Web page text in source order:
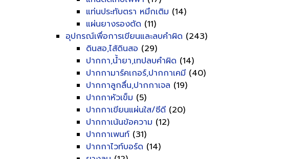
แท่นประทับตรา หมึกเติม (14)
แผ่นยางรองตัด (11)
อุปกรณ์เพื่อการเขียนและลบคำผิด (243)
ดินสอ,ไส้ดินสอ (29)
ปากกา,น้ำยา,เทปลบคำผิด (14)
ปากกามาร์คเกอร์,ปากกาเคมี (40)
ปากกาลูกลื่น,ปากกาเจล (19)
ปากกาหัวเข็ม (5)
ปากกาเขียนแผ่นใส/ซีดี (20)
ปากกาเน้นข้อความ (12)
ปากกาเพนท์ (31)
ปากกาไวท์บอร์ด (14)